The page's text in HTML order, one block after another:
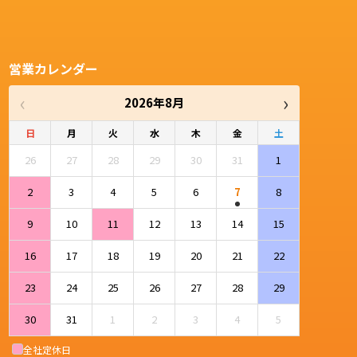
営業カレンダー
‹ 2026年8月 ›
日 月 火 水 木 金 土
26 27 28 29 30 31 1
2 3 4 5 6 7 8
9 10 11 12 13 14 15
16 17 18 19 20 21 22
23 24 25 26 27 28 29
30 31 1 2 3 4 5
全社定休日